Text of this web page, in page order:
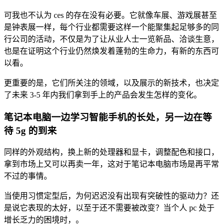
可我也不认为 ces 的存在没有必要。它就像车展、游戏展甚至
是钟表展一样，每个行业都需要这样一个能聚集起足够多的同
行公司的活动，不仅是为了让从业人士一览新品、洽谈生意，
也是在证明这个行业仍然焕发着蓬勃的生命力，有新的东西可
以看。
更重要的是，它们所关注的领域，以及展示的新技术，也决定
了未来 3-5 年内我们拿到手上的产品会发生怎样的变化。
笔记本电脑一边学习智能手机的长处，另一边在等
待 5g 的到来
同样的外观结构，换上新的处理器和显卡，调整配色和接口，
拿到市场上又可以再卖一年，这对于笔记本电脑市场是再平常
不过的事情。
当使用习惯定型后，为何迟迟没有出现有突破性的驱动力？还
是说它表现的太好，以至于还不需要被改变？当个人 pc 处于
增长乏力的困境时，。